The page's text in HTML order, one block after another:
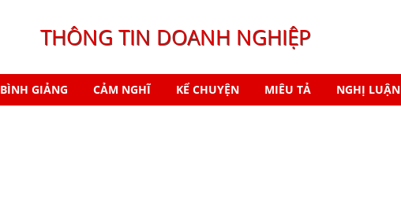
THÔNG TIN DOANH NGHIỆP
BÌNH GIẢNG CẢM NGHĨ KỂ CHUYỆN MIÊU TẢ NGHỊ LUẬN